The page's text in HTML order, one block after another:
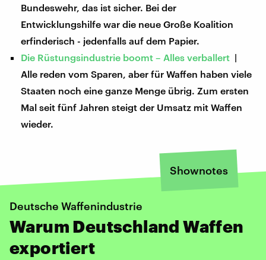
Bundeswehr, das ist sicher. Bei der
Entwicklungshilfe war die neue Große Koalition
erfinderisch - jedenfalls auf dem Papier.
Die Rüstungsindustrie boomt – Alles verballert |
Alle reden vom Sparen, aber für Waffen haben viele
Staaten noch eine ganze Menge übrig. Zum ersten
Mal seit fünf Jahren steigt der Umsatz mit Waffen
wieder.
Shownotes
Deutsche Waffenindustrie
Warum Deutschland Waffen
exportiert